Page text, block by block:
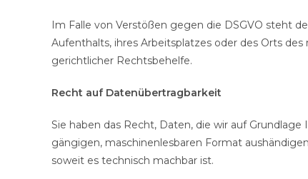
Im Falle von Verstößen gegen die DSGVO steht
Aufenthalts, ihres Arbeitsplatzes oder des Orts
gerichtlicher Rechtsbehelfe.
Recht auf Datenübertragbarkeit
Sie haben das Recht, Daten, die wir auf
gängigen, maschinenlesbaren Format
soweit es technisch machbar ist.